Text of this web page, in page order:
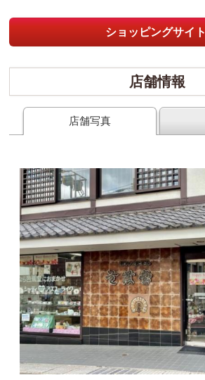
ショッピングサイト
店舗情報
店舗写真